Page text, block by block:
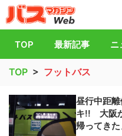
バス総合
TOP 最新記事 ニ
TOP > フットバス
昼行中距
キ!! 大阪
帰ってき